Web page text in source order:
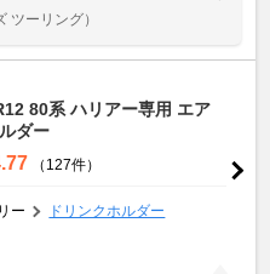
ツーリング）
80系 ハリアー専用 エア
ダー
（127件）
ー ドリンクホルダー